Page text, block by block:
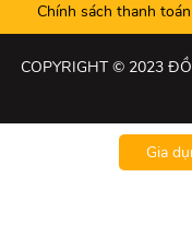
Chính sách thanh toán
COPYRIGHT © 2023
Gia